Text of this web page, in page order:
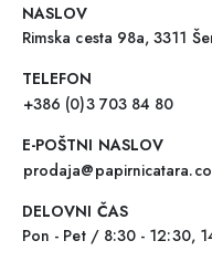
NASLOV
Rimska cesta 98a, 3311
TELEFON
+386 (0)3 703 84 80
E-POŠTNI NASLOV
DELOVNI ČAS
Pon - Pet / 8:30 - 12:30,